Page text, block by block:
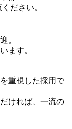
ださい。
。
ます。
重視した採用で
ければ、一流の